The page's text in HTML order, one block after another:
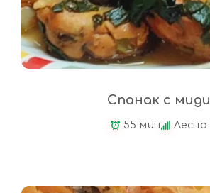
Спанак с миди
55 мин Лесно